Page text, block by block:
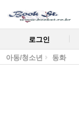
로그인
아동/청소년 동화